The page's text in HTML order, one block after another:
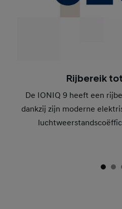
Rijbereik
De IONIQ 9 heeft een
dankzij zijn moderne